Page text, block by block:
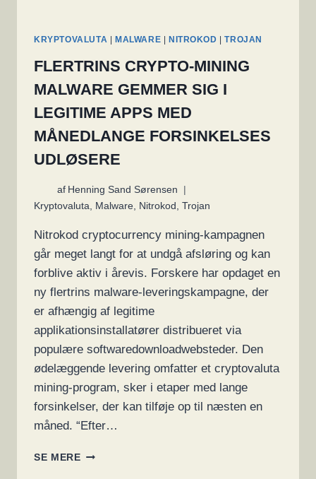
KRYPTOVALUTA | MALWARE | NITROKOD |TROJAN
FLERTRINS CRYPTO-MINING
MALWARE GEMMER SIG I
LEGITIME APPS MED
MÅNEDLANGE FORSINKELSES
UDLØSERE
af Henning Sand Sørensen
Kryptovaluta, Malware, Nitrokod , Trojan
Nitrokod cryptocurrency mining-kampagnen
går meget langt for at undgå afsløring og kan
forblive aktiv i årevis. Forskere har opdaget en
ny flertrins malware-leveringskampagne, der
er afhængig af legitime
applikationsinstallatører distribueret via
populære softwaredownloadwebsteder. Den
ødelæggende levering omfatter et cryptovaluta
mining-program, sker i etaper med lange
forsinkelser, der kan tilføje op til næsten en
måned. “Efter…
SE MEREFLERTRINS